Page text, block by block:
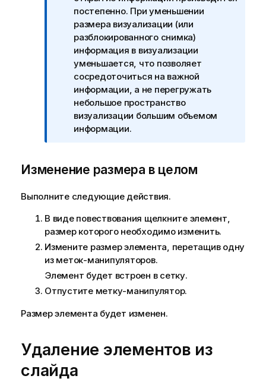
ч
а
н
и
е
к
и
н
ф
о
а
и
постепенно. При уменьшении
размера визуализации (или
разблокированного снимка)
информация в визуализации
уменьшается, что позволяет
сосредоточиться на важной
информации, а не перегружать
небольшое пространство
визуализации большим объемом
информации.
Изменение размера в целом
Выполните следующие действия.
В виде повествования щелкните элемент,
размер которого необходимо изменить.
Измените размер элемента, перетащив одну
из меток-манипуляторов.
Элемент будет встроен в сетку.
Отпустите метку-манипулятор.
Размер элемента будет изменен.
Удаление элементов из
слайда